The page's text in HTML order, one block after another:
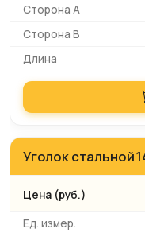
Уголок стальной